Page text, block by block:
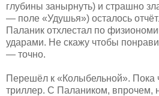
глубины занырнуть) и страшно
— поле «Удушья») осталось
Паланик отхлестал по
ударами. Не скажу чтобы
— точно.
Перешёл к «Колыбельной». Пока
триллер. С Палаником, впрочем,